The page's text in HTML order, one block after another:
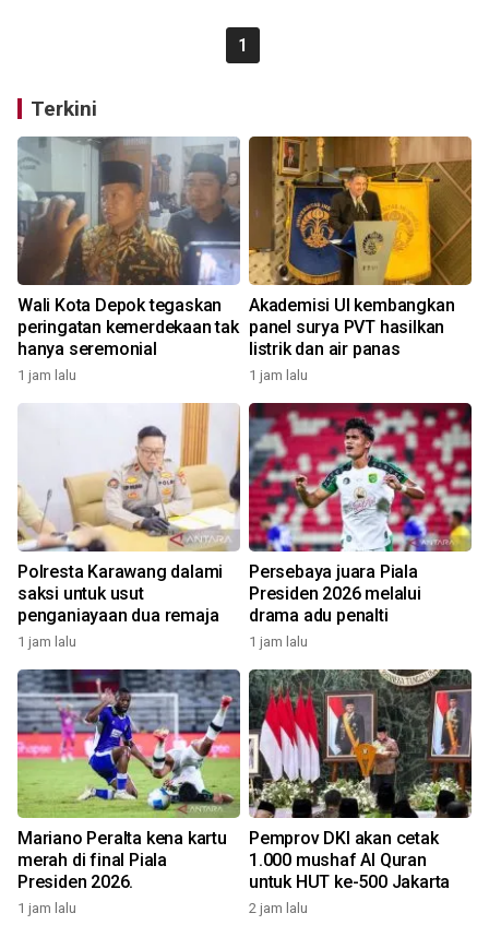
1
Terkini
Wali Kota Depok tegaskan
peringatan kemerdekaan tak
hanya seremonial
1 jam lalu
Akademisi UI kembangkan
panel surya PVT hasilkan
listrik dan air panas
1 jam lalu
Polresta Karawang dalami
saksi untuk usut
penganiayaan dua remaja
1 jam lalu
Persebaya juara Piala
Presiden 2026 melalui
drama adu penalti
1 jam lalu
Mariano Peralta kena kartu
merah di final Piala
Presiden 2026.
1 jam lalu
Pemprov DKI akan cetak
1.000 mushaf Al Quran
untuk HUT ke-500 Jakarta
2 jam lalu